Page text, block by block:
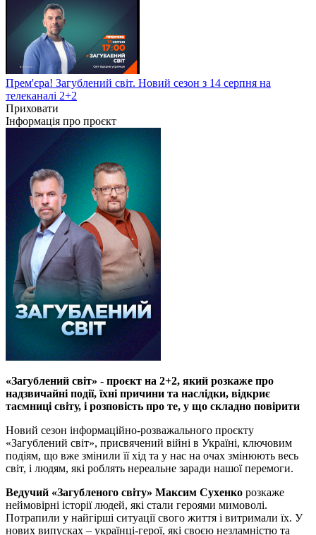
Прем'єра! Загублений світ. Новий сезон з 14 серпня на
телеканалі 2+2
Приховати
Інформація про проєкт
«Загублений світ» - проєкт на 2+2, який розкаже про
надзвичайні події, їхні причини та наслідки, відкриє
таємниці світу, і розповість про те, у що складно повірити
Новий сезон інформаційно-розважального проєкту
«Загублений світ», присвячений війні в Україні, ключовим
подіям, що вже змінили її хід та у нас на очах змінюють весь
світ, і людям, які роблять нереальне заради нашої перемоги.
Ведучий «Загубленого світу» Максим Сухенко розкаже
неймовірні історії людей, які стали героями мимоволі.
Потрапили у найгірші ситуації свого життя і витримали їх. У
нових випусках – українці-герої, які своєю незламністю та